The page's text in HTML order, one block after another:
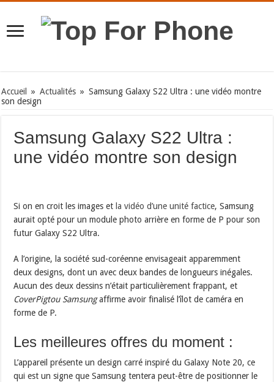
Accueil » Actualités » Samsung Galaxy S22 Ultra : une vidéo montre
son design
Samsung Galaxy S22 Ultra :
une vidéo montre son design
Si on en croit les images et la vidéo d’une unité factice, Samsung
aurait opté pour un module photo arrière en forme de P pour son
futur Galaxy S22 Ultra.
A l’origine, la société sud-coréenne envisageait apparemment
deux designs, dont un avec deux bandes de longueurs inégales.
Aucun des deux dessins n’était particulièrement frappant, et
CoverPigtouSamsungaffirme avoir finalisé l’îlot de caméra en
forme de P.
Les meilleures offres du moment :
L’appareil présente un design carré inspiré du Galaxy Note 20, ce
qui est un signe que Samsung tentera peut-être de positionner le